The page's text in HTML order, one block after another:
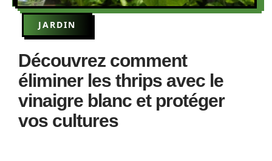
JARDIN
Découvrez comment
éliminer les thrips avec le
vinaigre blanc et protéger
vos cultures